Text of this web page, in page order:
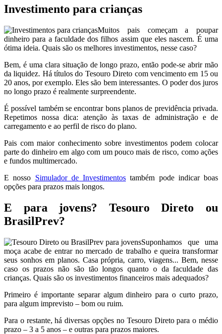
Investimento para crianças
Muitos pais começam a poupar
dinheiro para a faculdade dos filhos assim que eles nascem. É uma
ótima ideia. Quais são os melhores investimentos, nesse caso?
Bem, é uma clara situação de longo prazo, então pode-se abrir mão
da liquidez. Há títulos do Tesouro Direto com vencimento em 15 ou
20 anos, por exemplo. Eles são bem interessantes. O poder dos juros
no longo prazo é realmente surpreendente.
É possível também se encontrar bons planos de previdência privada.
Repetimos nossa dica: atenção às taxas de administração e de
carregamento e ao perfil de risco do plano.
Pais com maior conhecimento sobre investimentos podem colocar
parte do dinheiro em algo com um pouco mais de risco, como ações
e fundos multimercado.
E nosso Simulador de Investimentos também pode indicar boas
opções para prazos mais longos.
E para jovens? Tesouro Direto ou
BrasilPrev?
Suponhamos que uma
moça acabe de entrar no mercado de trabalho e queira transformar
seus sonhos em planos. Casa própria, carro, viagens... Bem, nesse
caso os prazos não são tão longos quanto o da faculdade das
crianças. Quais são os investimentos financeiros mais adequados?
Primeiro é importante separar algum dinheiro para o curto prazo,
para algum imprevisto – bom ou ruim.
Para o restante, há diversas opções no Tesouro Direto para o médio
prazo – 3 a 5 anos – e outras para prazos maiores.